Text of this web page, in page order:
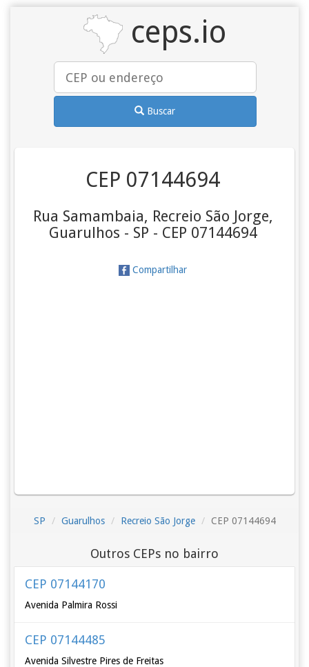
ceps.io
Buscar
CEP 07144694
Rua Samambaia, Recreio São Jorge,
Guarulhos - SP - CEP 07144694
Compartilhar
SP Guarulhos Recreio São Jorge CEP 07144694
Outros CEPs no bairro
CEP 07144170
Avenida Palmira Rossi
CEP 07144485
Avenida Silvestre Pires de Freitas